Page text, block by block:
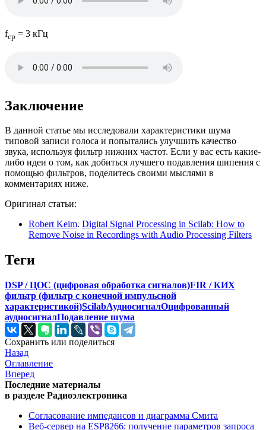
fср = 3 кГц
Заключение
В данной статье мы исследовали характеристики шума
типовой записи голоса и попытались улучшить качество
звука, используя фильтр нижних частот. Если у вас есть какие-
либо идеи о том, как добиться лучшего подавления шипения с
помощью фильтров, поделитесь своими мыслями в
комментариях ниже.
Оригинал статьи:
Robert Keim. Digital Signal Processing in Scilab: How to
Remove Noise in Recordings with Audio Processing Filters
Теги
DSP / ЦОС (цифровая обработка сигналов)FIR / КИХ
фильтр (фильтр с конечной импульсной
характеристикой)ScilabАудиосигналОцифрованный
аудиосигналПодавление шума
Сохранить или поделиться
Назад
Оглавление
Вперед
Последние материалы
в разделе Радиоэлектроника
Согласование импедансов и диаграмма Смита
Веб-сервер на ESP8266: получение параметров запроса